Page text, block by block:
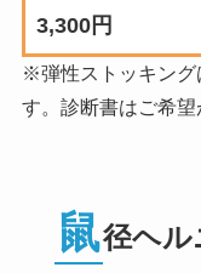
3,300円
※弾性ストッキング
す。診断書はご希望
鼠径ヘル